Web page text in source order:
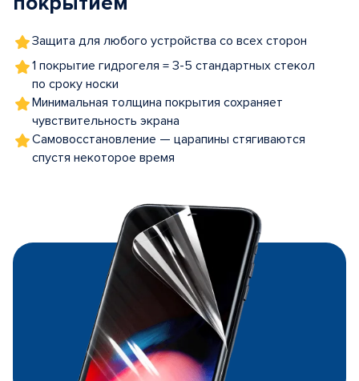
Защита для любого устройства со всех сторон
1 покрытие гидрогеля = 3-5 стандартных стекол
по сроку носки
Минимальная толщина покрытия сохраняет
чувствительность экрана
Самовосстановление — царапины стягиваются
спустя некоторое время